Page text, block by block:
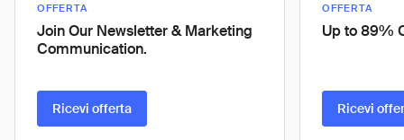
OFFERTA
Join Our Newsletter & Marketing
Communication.
Ricevi offerta
OFFERTA
Up to 89%
Ricevi